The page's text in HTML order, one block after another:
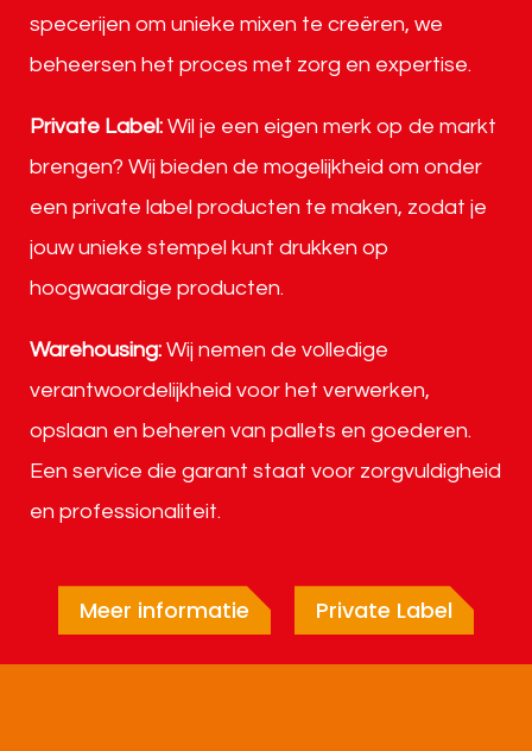
specerijen om unieke mixen te creëren, we
beheersen het proces met zorg en expertise.
Private Label: Wil je een eigen merk op de markt
brengen? Wij bieden de mogelijkheid om onder
een private label producten te maken, zodat je
jouw unieke stempel kunt drukken op
hoogwaardige producten.
Warehousing: Wij nemen de volledige
verantwoordelijkheid voor het verwerken,
opslaan en beheren van pallets en goederen.
Een service die garant staat voor zorgvuldigheid
en professionaliteit.
Meer informatie Private Label